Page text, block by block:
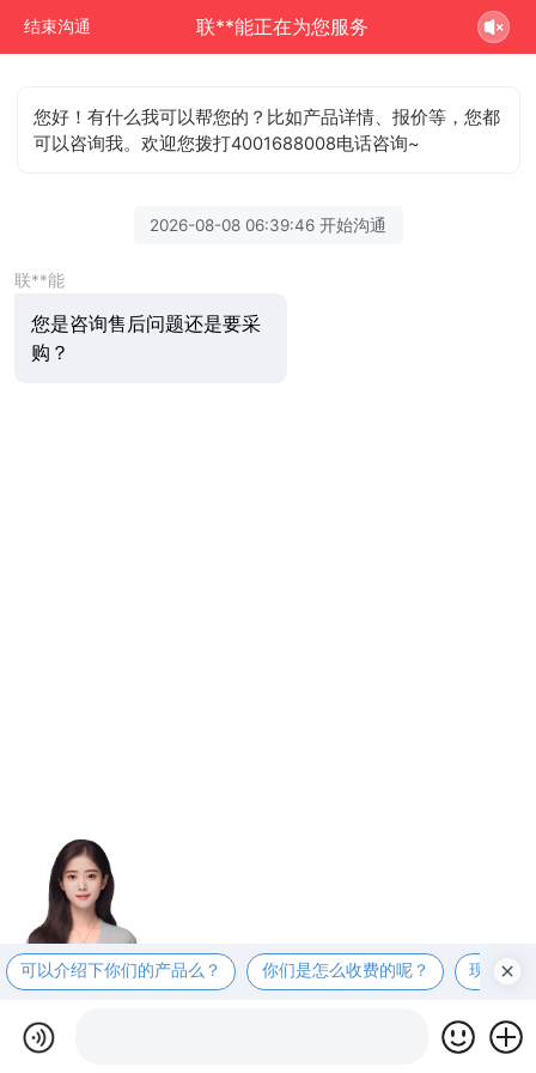
结束沟通 联**能正在为您服务
您好！有什么我可以帮您的？比如产品详情、报价等，您都
可以咨询我。欢迎您拨打4001688008电话咨询~
2026-08-08 06:39:46 开始沟通
联**能
您是咨询售后问题还是要采
购？
可以介绍下你们的产品么？ 你们是怎么收费的呢？ 现在有